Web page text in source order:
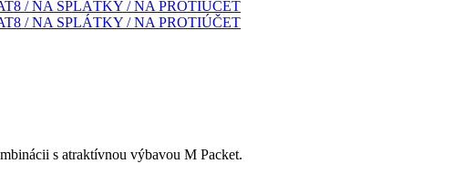
s atraktívnou výbavou M Packet.